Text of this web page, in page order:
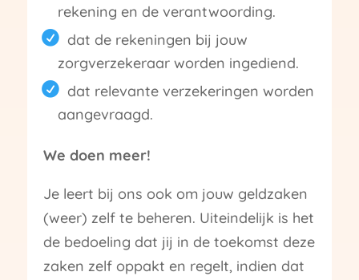
rekening en de verantwoording.
dat de rekeningen bij jouw
zorgverzekeraar worden ingediend.
dat relevante verzekeringen worden
aangevraagd.
We doen meer!
Je leert bij ons ook om jouw geldzaken
(weer) zelf te beheren. Uiteindelijk is het
de bedoeling dat jij in de toekomst deze
zaken zelf oppakt en regelt, indien dat